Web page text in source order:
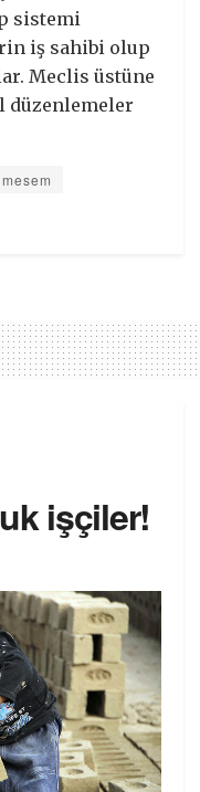
sistemi
iş sahibi olup
Meclis üstüne
düzenlemeler
mesem
işçiler!